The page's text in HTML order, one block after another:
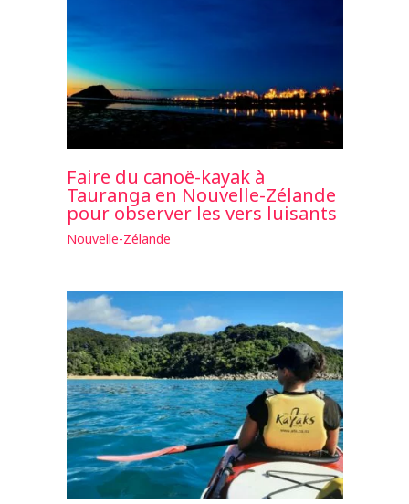
Faire du canoë-kayak à
Tauranga en Nouvelle-Zélande
pour observer les vers luisants
Nouvelle-Zélande